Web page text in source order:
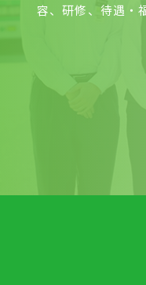
容、研修、待遇・